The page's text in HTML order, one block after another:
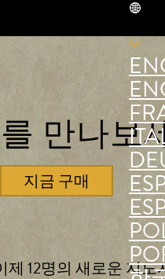
지금 구매
만나보
12명의 새로운 지